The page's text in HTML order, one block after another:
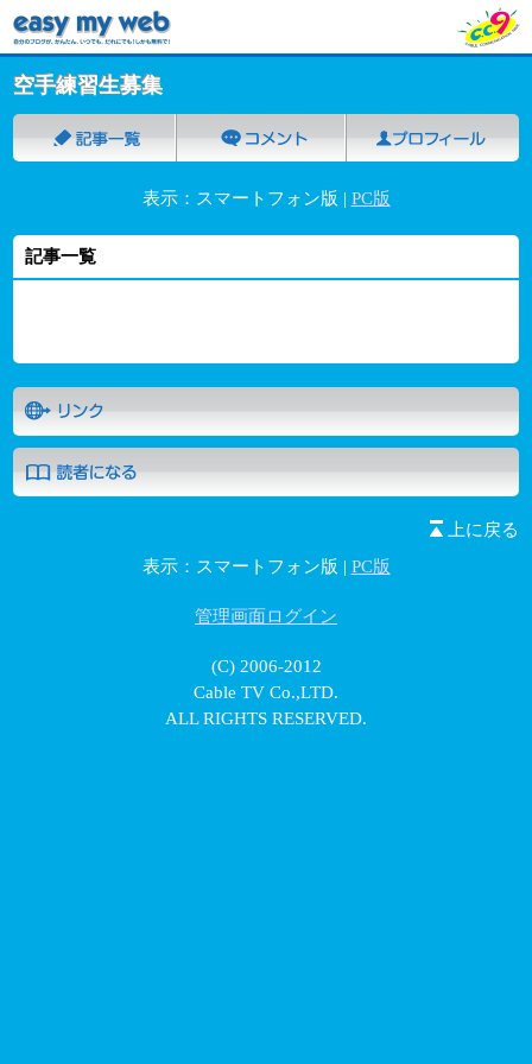
空手練習生募集
表示：スマートフォン版 | PC版
記事一覧
上に戻る
表示：スマートフォン版 | PC版
管理画面ログイン
(C) 2006-2012
Cable TV Co.,LTD.
ALL RIGHTS RESERVED.